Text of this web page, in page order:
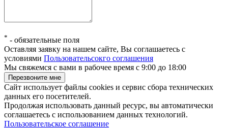
* - обязательные поля
Оставляя заявку на нашем сайте, Вы соглашаетесь с
условиями Пользовательсокго соглашения
Мы свяжемся с вами в рабочее время с 9:00 до 18:00
Сайт использует файлы cookies и сервис сбора технических
данных его посетителей.
Продолжая использовать данный ресурс, вы автоматически
соглашаетесь с использованием данных технологий.
Пользовательское соглашение